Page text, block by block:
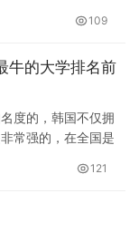
109
牛的大学排名前
度的，韩国不仅拥
常强的，在全国是
121